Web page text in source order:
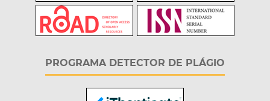
PROGRAMA DETECTOR DE PLÁGIO